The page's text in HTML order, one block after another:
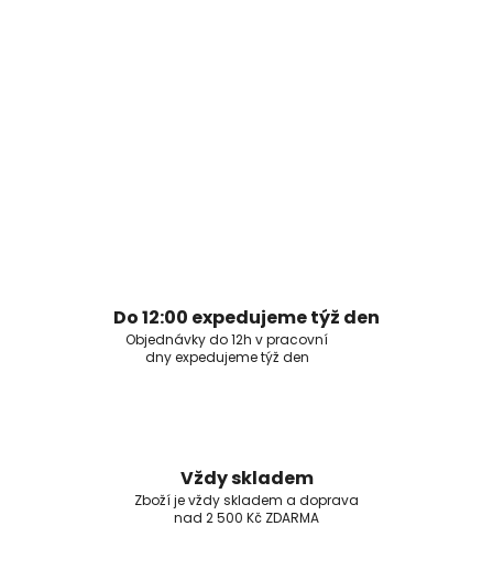
Do 12:00 expedujeme týž den
Objednávky do 12h v pracovní
dny expedujeme týž den
Vždy skladem
Zboží je vždy skladem a doprava
nad 2 500 Kč ZDARMA